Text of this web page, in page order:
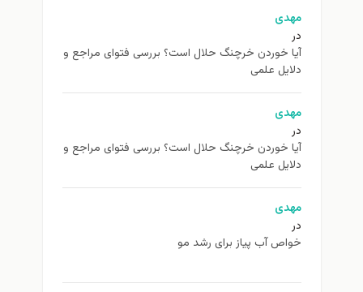
مهدی
در
آیا خوردن خرچنگ حلال است؟ بررسی فتوای مراجع و
دلایل علمی
مهدی
در
آیا خوردن خرچنگ حلال است؟ بررسی فتوای مراجع و
دلایل علمی
مهدی
در
خواص آب پیاز برای رشد مو